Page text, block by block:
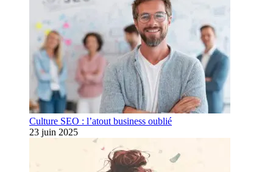
Culture SEO : l’atout business oublié
23 juin 2025